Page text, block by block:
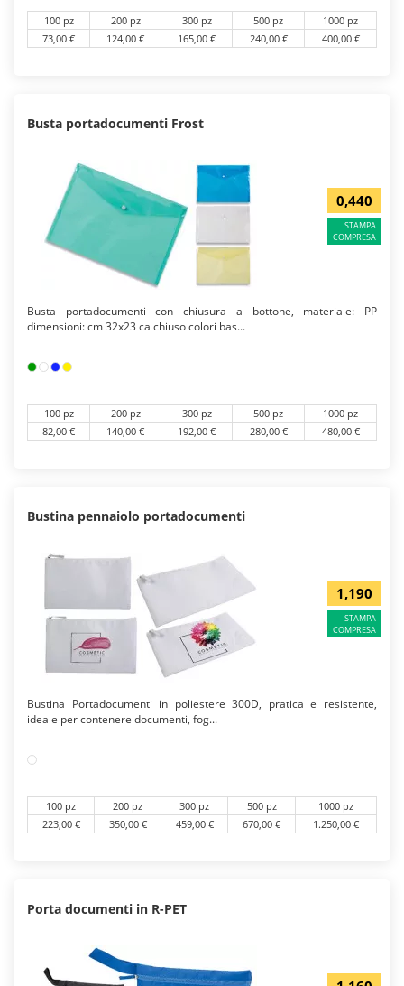
100 pz 200 pz 300 pz 500 pz
1000 pz
73,00 €
124,00 € 165,00 € 240,00 € 400,00 €
Busta portadocumenti Frost
0,440
STAMPA
COMPRESA
Busta portadocumenti con chiusura a bottone, materiale: PP
dimensioni: cm 32x23 ca chiuso colori bas...
100 pz 200 pz 300 pz 500 pz
1000 pz
82,00 €
140,00 € 192,00 € 280,00 € 480,00 €
Bustina pennaiolo portadocumenti
1,190
STAMPA
COMPRESA
Bustina Portadocumenti in poliestere 300D, pratica e resistente,
ideale per contenere documenti, fog...
100 pz 200 pz 300 pz 500 pz
1000 pz
223,00 €
350,00 € 459,00 € 670,00 € 1.250,00 €
Porta documenti in R-PET